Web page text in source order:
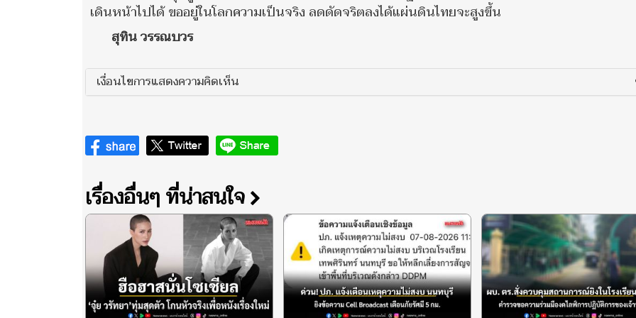
เดินหน้าไปได้ ขออยู่ในโลกความเป็นจริง ลดดัดจริตลงได้แผ่นดินไทยจะสูงขึ้น
สุทิน วรรณบวร
เงื่อนไขการแสดงความคิดเห็น
เรื่องอื่นๆ ที่น่าสนใจ